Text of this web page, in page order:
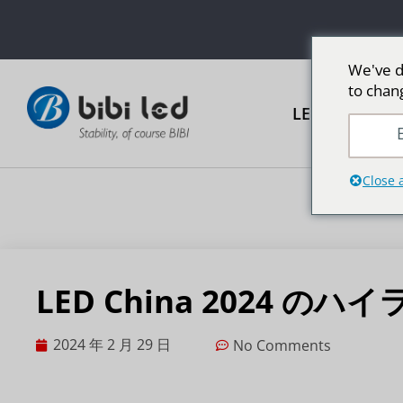
LED広告スク
LED China 2024 のハイ
2024 年 2 月 29 日 No Comments
We've
to
Close